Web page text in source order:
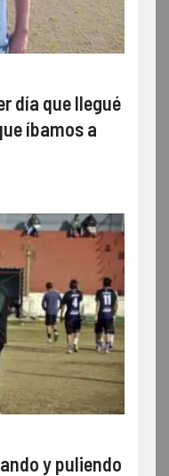
día que llegué
íbamos a
y puliendo